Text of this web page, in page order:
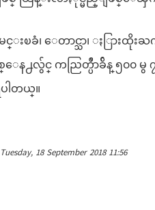
းၿခံ၊ ေတာင္သာ၊ ႏြား
ေန႕လွ်င္ ကညြတ္ပိႆာခ်ိန္ ၅၀၀
တယ္။
18 September 2018 11:56